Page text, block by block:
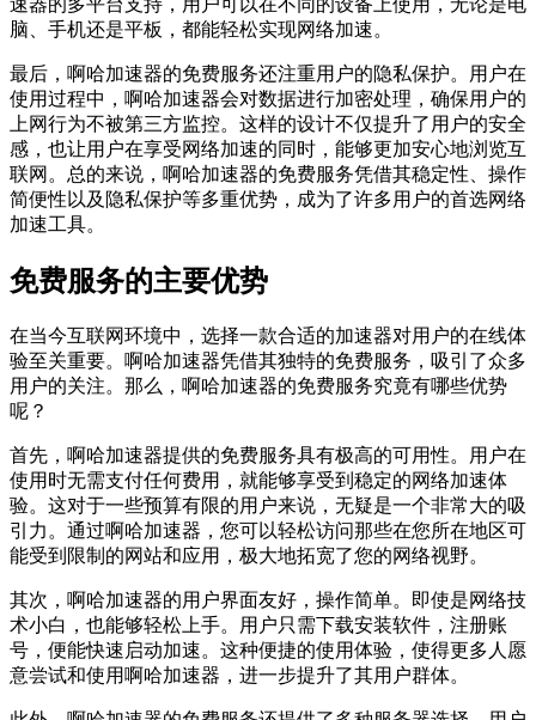
速器的多平台支持，用户可以在不同的设备上使用，无论是电
脑、手机还是平板，都能轻松实现网络加速。
最后，啊哈加速器的免费服务还注重用户的隐私保护。用户在
使用过程中，啊哈加速器会对数据进行加密处理，确保用户的
上网行为不被第三方监控。这样的设计不仅提升了用户的安全
感，也让用户在享受网络加速的同时，能够更加安心地浏览互
联网。总的来说，啊哈加速器的免费服务凭借其稳定性、操作
简便性以及隐私保护等多重优势，成为了许多用户的首选网络
加速工具。
免费服务的主要优势
在当今互联网环境中，选择一款合适的加速器对用户的在线体
验至关重要。啊哈加速器凭借其独特的免费服务，吸引了众多
用户的关注。那么，啊哈加速器的免费服务究竟有哪些优势
呢？
首先，啊哈加速器提供的免费服务具有极高的可用性。用户在
使用时无需支付任何费用，就能够享受到稳定的网络加速体
验。这对于一些预算有限的用户来说，无疑是一个非常大的吸
引力。通过啊哈加速器，您可以轻松访问那些在您所在地区可
能受到限制的网站和应用，极大地拓宽了您的网络视野。
其次，啊哈加速器的用户界面友好，操作简单。即使是网络技
术小白，也能够轻松上手。用户只需下载安装软件，注册账
号，便能快速启动加速。这种便捷的使用体验，使得更多人愿
意尝试和使用啊哈加速器，进一步提升了其用户群体。